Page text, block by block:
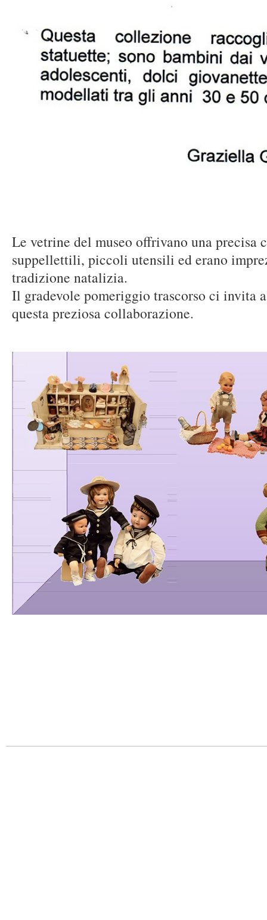
Le vetrine del museo offrivano una precisa
suppellettili, piccoli utensili ed erano
tradizione natalizia.
Il gradevole pomeriggio trascorso ci invita
questa preziosa collaborazione.